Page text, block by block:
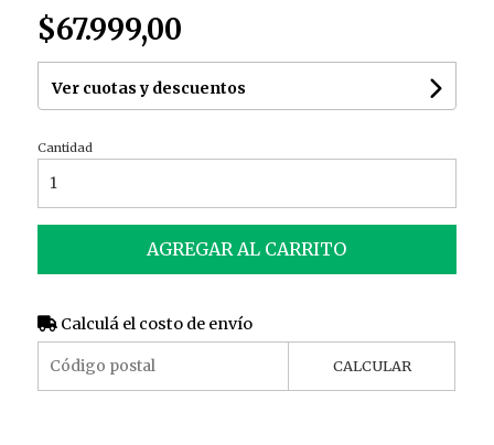
$67.999,00
Ver cuotas y descuentos
Cantidad
AGREGAR AL CARRITO
Calculá el costo de envío
CALCULAR